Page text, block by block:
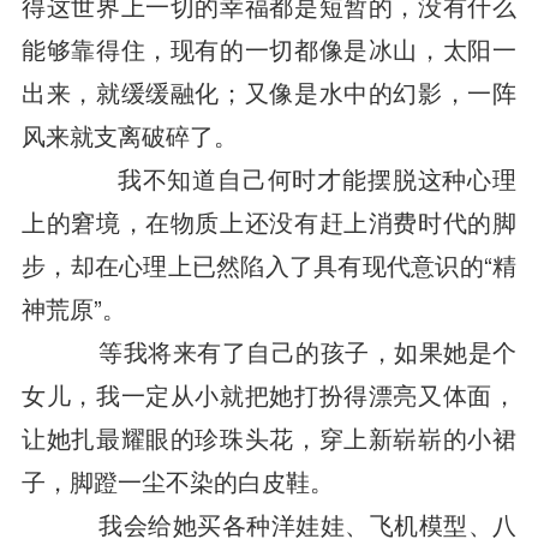
能够靠得住，现有的一切都像是冰山，太阳一
出来，就缓缓融化；又像是水中的幻影，一阵
风来就支离破碎了。
我不知道自己何时才能摆脱这种心理
上的窘境，在物质上还没有赶上消费时代的脚
步，却在心理上已然陷入了具有现代意识的“精
神荒原”。
等我将来有了自己的孩子，如果她是个
女儿，我一定从小就把她打扮得漂亮又体面，
让她扎最耀眼的珍珠头花，穿上新崭崭的小裙
子，脚蹬一尘不染的白皮鞋。
我会给她买各种洋娃娃、飞机模型、八